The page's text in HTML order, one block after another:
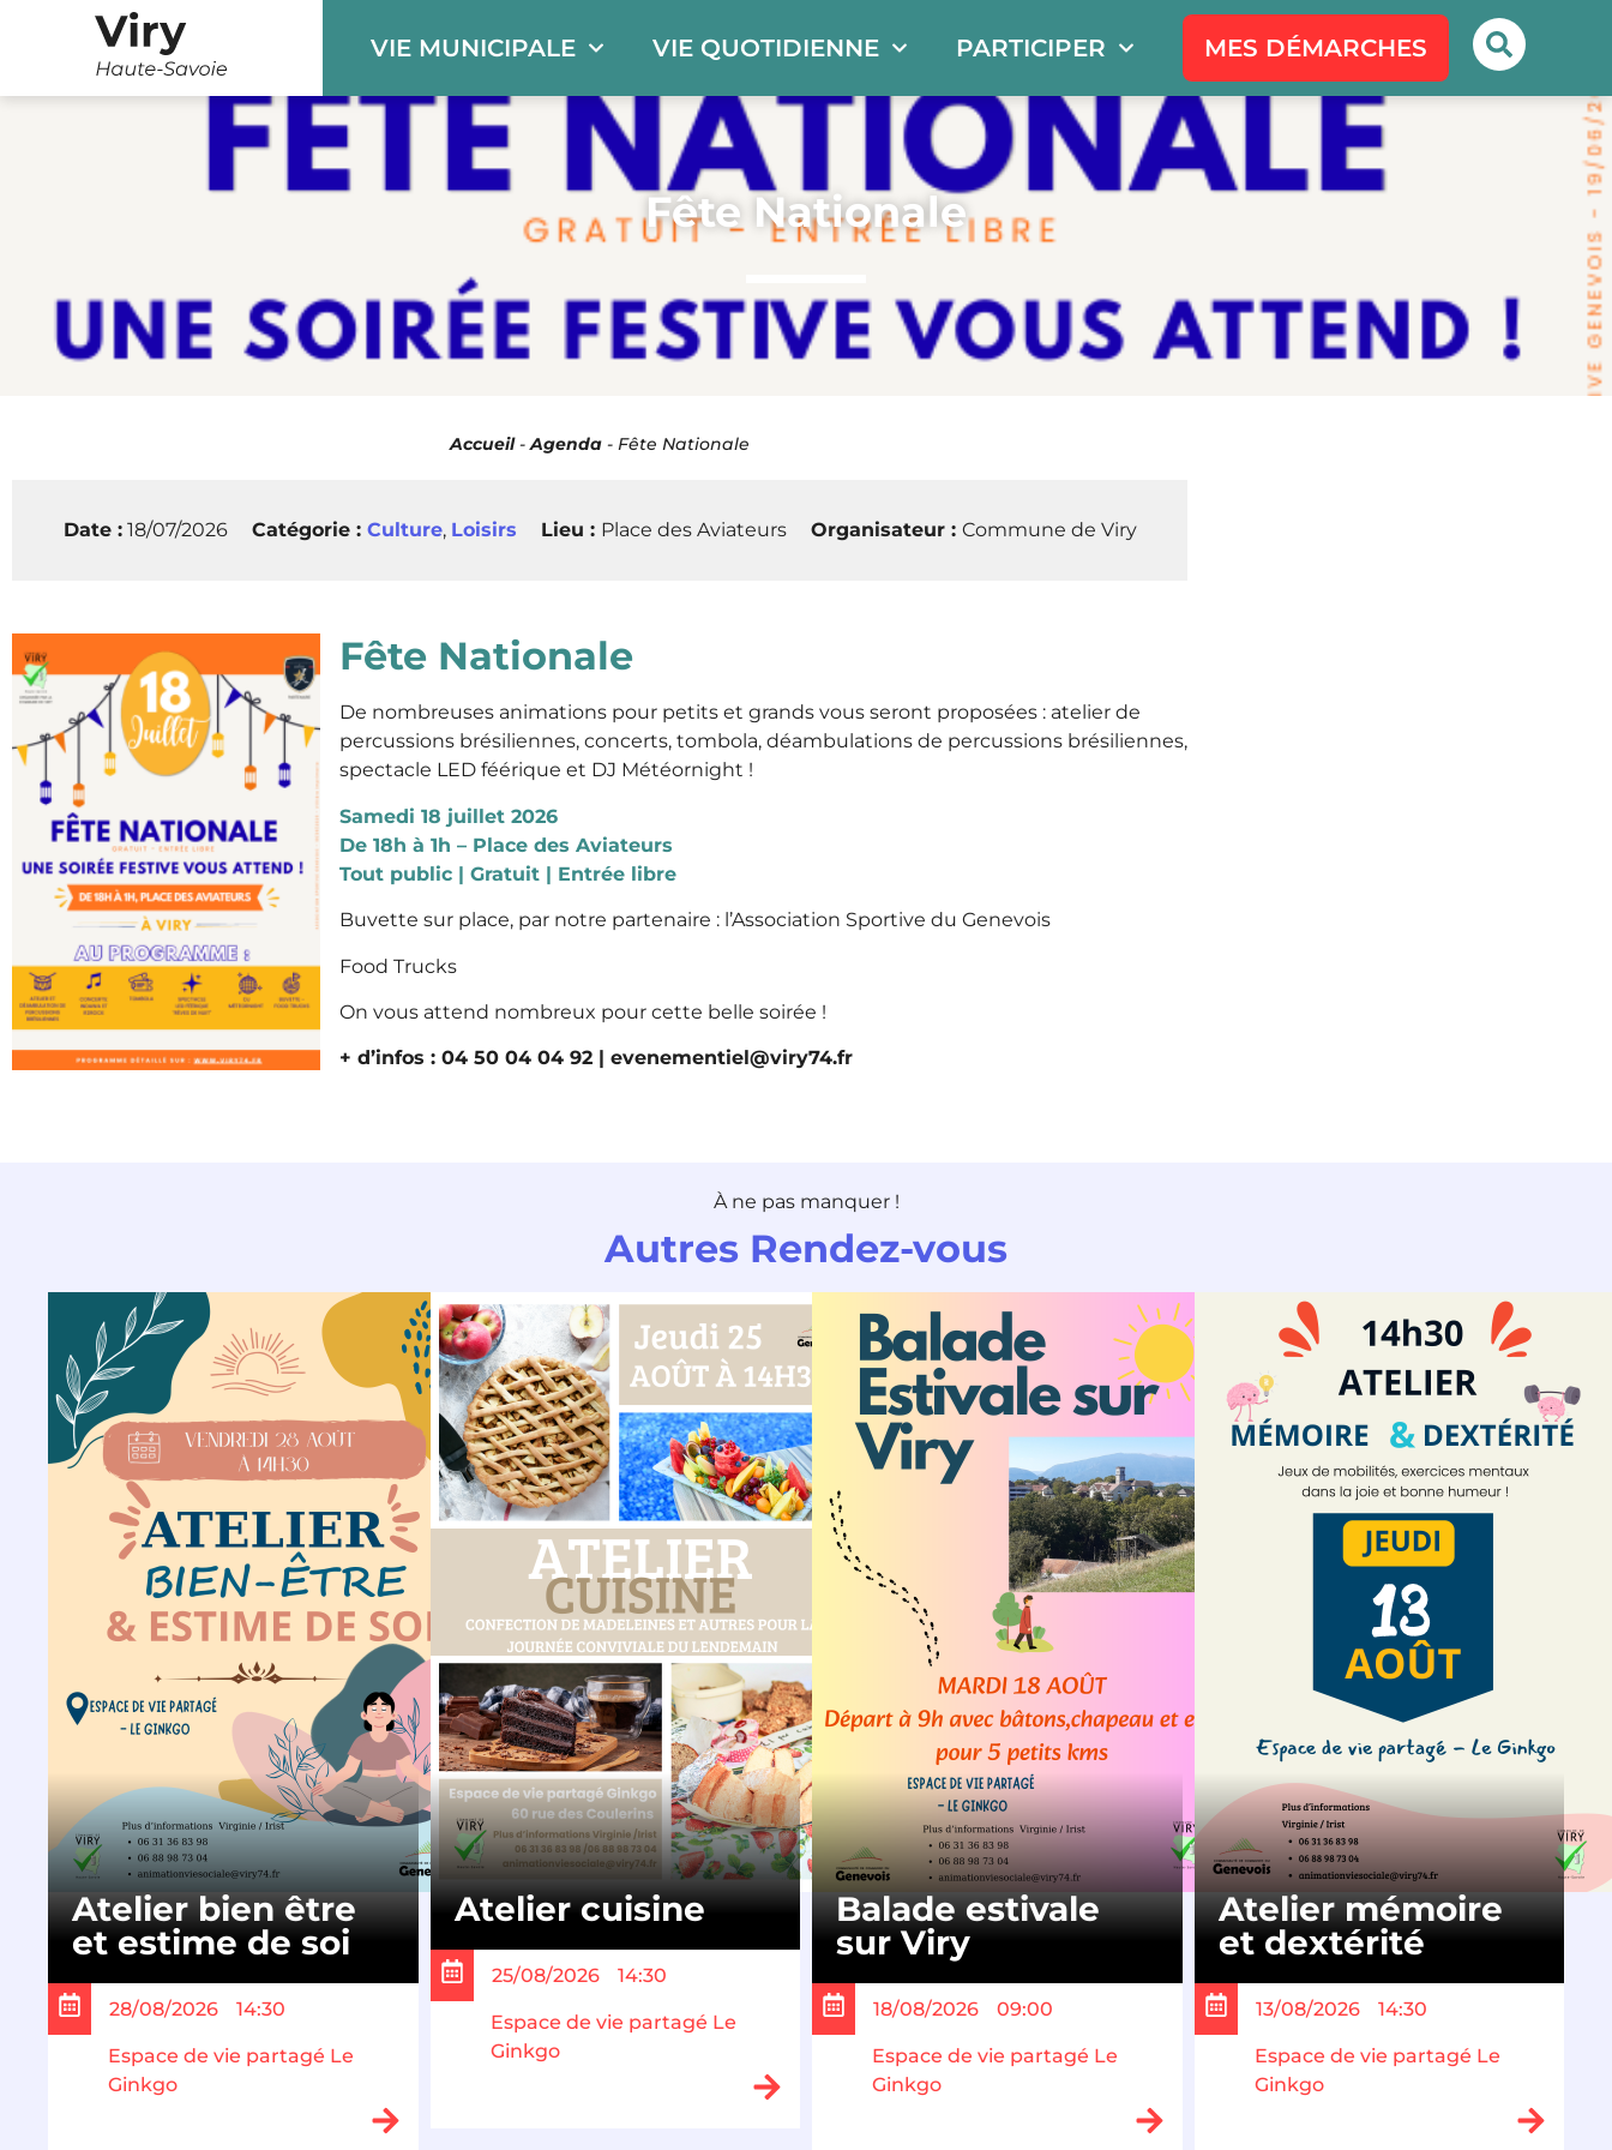
VIE MUNICIPALE VIE QUOTIDIENNE PARTICIPER MES DÉMARCHES
Fête Nationale
Accueil- Agenda - Fête Nationale
Date :18/07/2026 Catégorie : Culture, Loisirs Lieu : Place des Aviateurs Organisateur : Commune de Viry
Fête Nationale
De nombreuses animations pour petits et grands vous seront proposées : atelier de
percussions brésiliennes, concerts, tombola, déambulations de percussions brésiliennes,
spectacle LED féérique et DJ Météornight !
Samedi 18 juillet 2026
De 18h à 1h – Place des Aviateurs
Tout public | Gratuit | Entrée libre
Buvette sur place, par notre partenaire : l’Association Sportive du Genevois
Food Trucks
On vous attend nombreux pour cette belle soirée !
+ d’infos : 04 50 04 04 92 | evenementiel@viry74.fr
À ne pas manquer !
Autres Rendez-vous
Atelier bien être
et estime de soi
28/08/2026 14:30
Espace de vie partagé Le
Ginkgo
Atelier cuisine
25/08/2026 14:30
Espace de vie partagé Le
Ginkgo
Balade estivale
sur Viry
18/08/2026 09:00
Espace de vie partagé Le
Ginkgo
Atelier mémoire
et dextérité
13/08/2026 14:30
Espace de vie partagé Le
Ginkgo
Panneau de gestion des cookies